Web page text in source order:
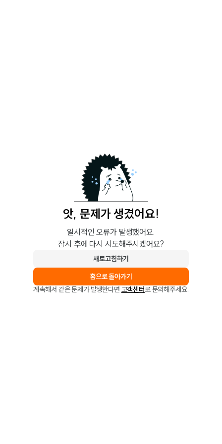
앗, 문제가 생겼어요!
일시적인 오류가 발생했어요.
잠시 후에 다시 시도해주시겠어요?
새로고침하기
홈으로 돌아가기
계속해서 같은 문제가 발생한다면 고객센터로 문의해주세요.